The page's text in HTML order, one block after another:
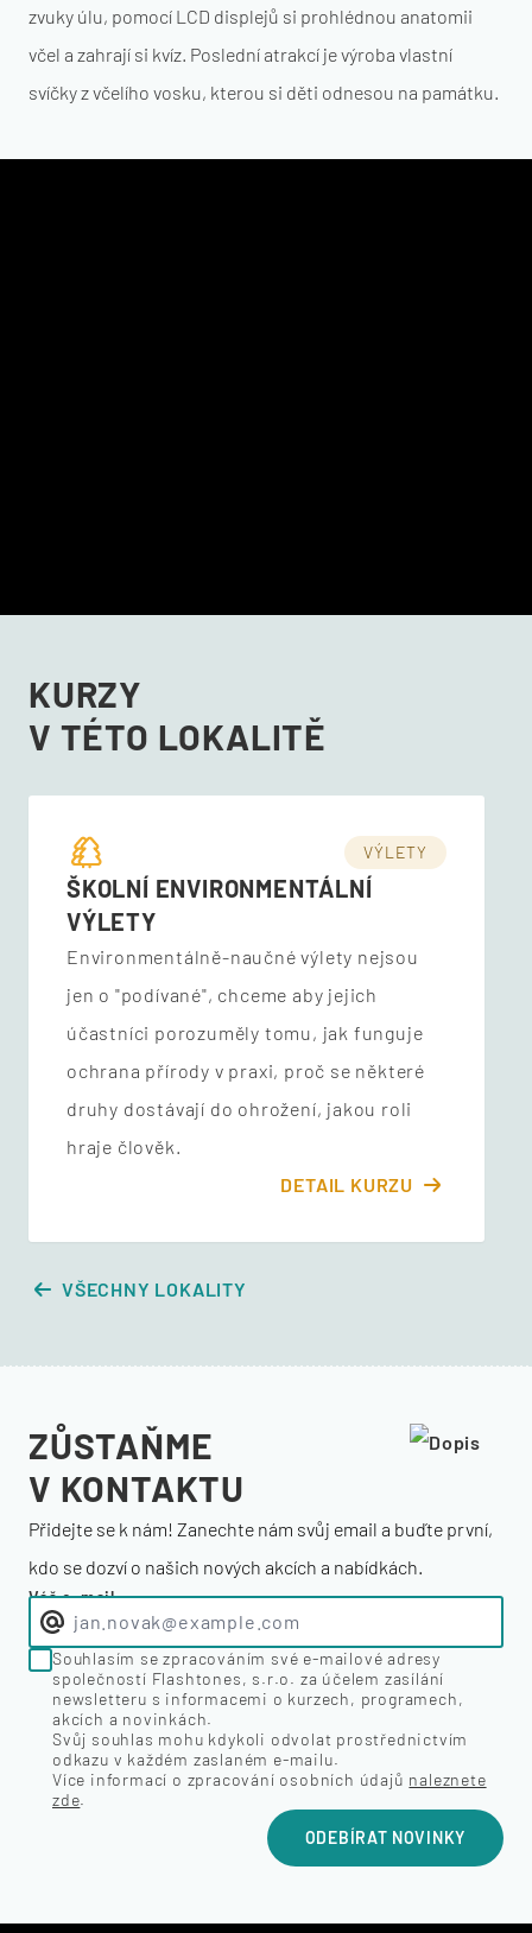
zvuky úlu, pomocí LCD displejů si prohlédnou anatomii
včel a zahrají si kvíz. Poslední atrakcí je výroba vlastní
svíčky z včelího vosku, kterou si děti odnesou na památku.
KURZY
V TÉTO LOKALITĚ
VÝLETY
ŠKOLNÍ ENVIRONMENTÁLNÍ
VÝLETY
Environmentálně-naučné výlety nejsou
jen o "podívané", chceme aby jejich
účastníci porozuměly tomu, jak funguje
ochrana přírody v praxi, proč se některé
druhy dostávají do ohrožení, jakou roli
hraje člověk.
DETAIL KURZU
VŠECHNY LOKALITY
ZŮSTAŇME
V KONTAKTU
Přidejte se k nám! Zanechte nám svůj email a buďte první,
kdo se dozví o našich nových akcích a nabídkách.
Váš e-mail
Souhlasím se zpracováním své e-mailové adresy
společností Flashtones, s.r.o. za účelem zasílání
newsletteru s informacemi o kurzech, programech,
akcích a novinkách.
Svůj souhlas mohu kdykoli odvolat prostřednictvím
odkazu v každém zaslaném e-mailu.
Více informací o zpracování osobních údajů naleznete
zde.
ODEBÍRAT NOVINKY